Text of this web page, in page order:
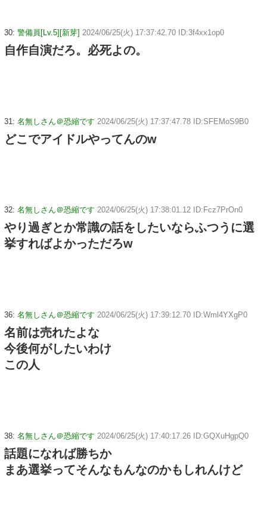
30: 警備員[Lv.5][新芽] 2024/06/25(火) 17:37:42.70 ID:3f4xx1op0
自作自演だろ。必死よの。
31: 名無しさん＠恐縮です 2024/06/25(火) 17:37:47.78 ID:SFEMoS9B0
どこでアイドルやってんのw
32: 名無しさん＠恐縮です 2024/06/25(火) 17:38:01.12 ID:Fcz7PrOn0
やり過ぎとか常識の話をしたいならふつうに選
挙すればよかっただろw
36: 名無しさん＠恐縮です 2024/06/25(火) 17:39:12.70 ID:Wml4YXgP0
名前は売れたよな
今後何がしたいわけ
この人
38: 名無しさん＠恐縮です 2024/06/25(火) 17:40:17.26 ID:GQXuHgpQ0
話題になれば勝ちか
まあ選挙ってそんなもんなのかもしれんけど